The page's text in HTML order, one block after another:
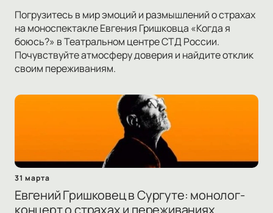
Погрузитесь в мир эмоций и размышлений о страхах
на моноспектакле Евгения Гришковца «Когда я
боюсь?» в Театральном центре СТД России.
Почувствуйте атмосферу доверия и найдите отклик
своим переживаниям.
31 марта
Евгений Гришковец в Сургуте: монолог-